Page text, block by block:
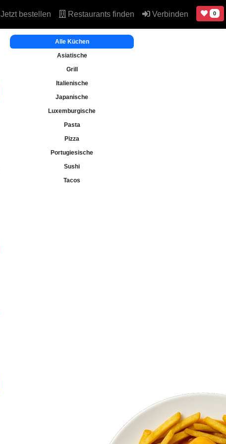
Jetzt bestellen Restaurants finden Verbinden 0
Alle Küchen
Asiatische
Grill
Italienische
Japanische
Luxemburgische
Pasta
Pizza
Portugiesische
Sushi
Tacos